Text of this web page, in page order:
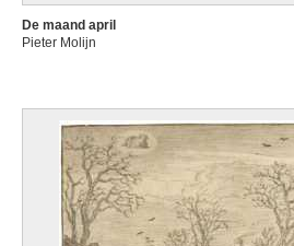
De maand april
Pieter Molijn